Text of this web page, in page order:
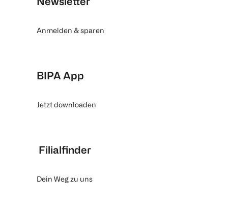
Anmelden & sparen
BIPA App
Jetzt downloaden
Filialfinder
Dein Weg zu uns